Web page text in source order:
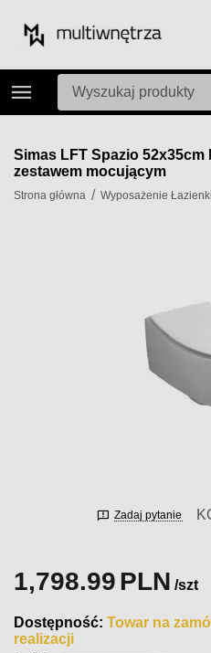
Simas LFT Spazio 52x35cm
zestawem mocującym
Strona główna / Wyposażenie Łazienki
Zadaj pytanie
1,798.99PLN /szt
Dostępność: Towar na
realizacji